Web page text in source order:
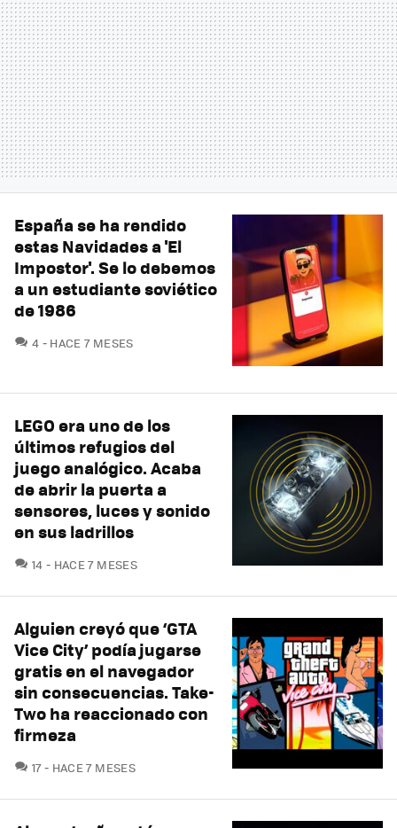
España se ha rendido
estas Navidades a 'El
Impostor'. Se lo debemos
a un estudiante soviético
de 1986
4 COMENTARIOS
HACE 7 MESES
LEGO era uno de los
últimos refugios del
juego analógico. Acaba
de abrir la puerta a
sensores, luces y sonido
en sus ladrillos
14 COMENTARIOS
HACE 7 MESES
Alguien creyó que ‘GTA
Vice City’ podía jugarse
gratis en el navegador
sin consecuencias. Take-
Two ha reaccionado con
firmeza
17COMENTARIOS
HACE 7 MESES